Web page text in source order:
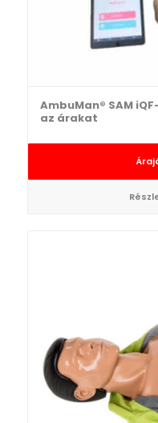
AmbuMan® SAM
az árakat